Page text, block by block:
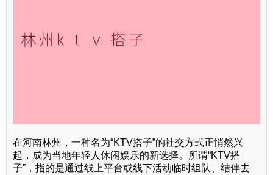
在河南林州，一种名为“KTV搭子”的社交方式正悄然兴
起，成为当地年轻人休闲娱乐的新选择。所谓“KTV搭
子”，指的是通过线上平台或线下活动临时组队、结伴去